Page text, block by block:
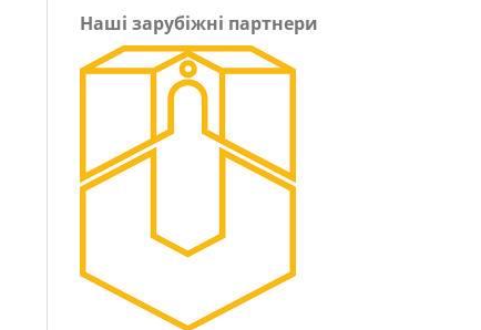
Наші зарубіжні партнери